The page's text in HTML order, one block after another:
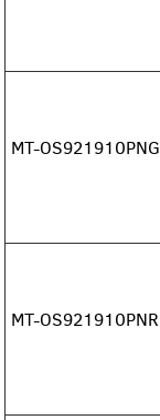
MT-OS921910PNG
MT-OS921910PNR